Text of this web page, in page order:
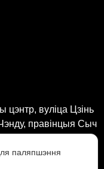
цэнтр, вуліца Цзінь
правінцыя Сыч
паляпшэння